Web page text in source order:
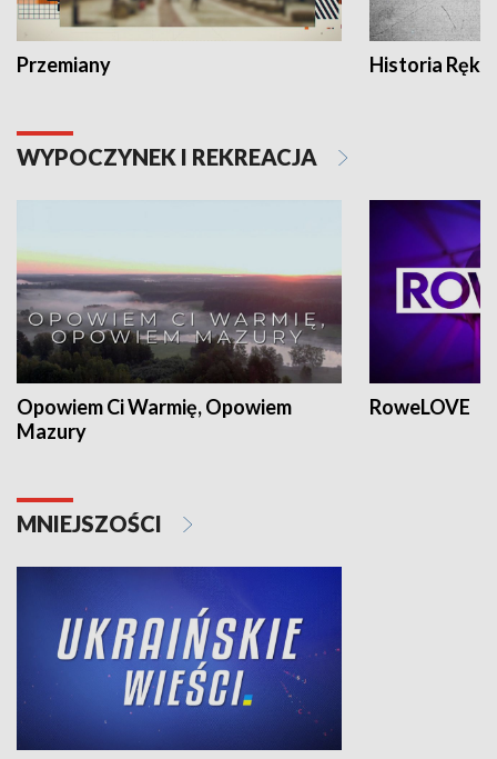
Przemiany Historia Ręką
WYPOCZYNEK I REKREACJA
Opowiem Ci Warmię, Opowiem
Mazury
RoweLOVE
MNIEJSZOŚCI